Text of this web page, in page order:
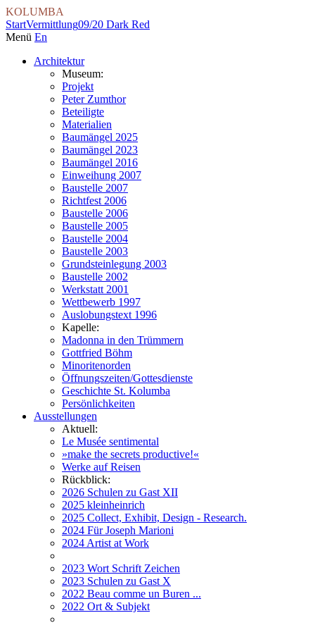
KOLUMBA
StartVermittlung09/20 Dark Red
Menü En
Architektur
Museum:
Projekt
Peter Zumthor
Beteiligte
Materialien
Baumängel 2025
Baumängel 2023
Baumängel 2016
Einweihung 2007
Baustelle 2007
Richtfest 2006
Baustelle 2006
Baustelle 2005
Baustelle 2004
Baustelle 2003
Grundsteinlegung 2003
Baustelle 2002
Werkstatt 2001
Wettbewerb 1997
Auslobungstext 1996
Kapelle:
Madonna in den Trümmern
Gottfried Böhm
Minoritenorden
Öffnungszeiten/Gottesdienste
Geschichte St. Kolumba
Persönlichkeiten
Ausstellungen
Aktuell:
Le Musée sentimental
»make the secrets productive!«
Werke auf Reisen
Rückblick:
2026 Schulen zu Gast XII
2025 kleinheinrich
2025 Collect, Exhibit, Design - Research.
2024 Für Joseph Marioni
2024 Artist at Work
2023 Wort Schrift Zeichen
2023 Schulen zu Gast X
2022 Beau comme un Buren ...
2022 Ort & Subjekt